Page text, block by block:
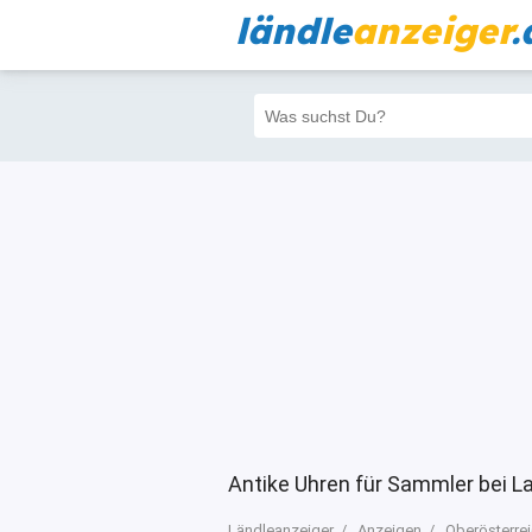
ländleanzeiger
Antike Uhren für Sammler bei
Filter Alle
5 5